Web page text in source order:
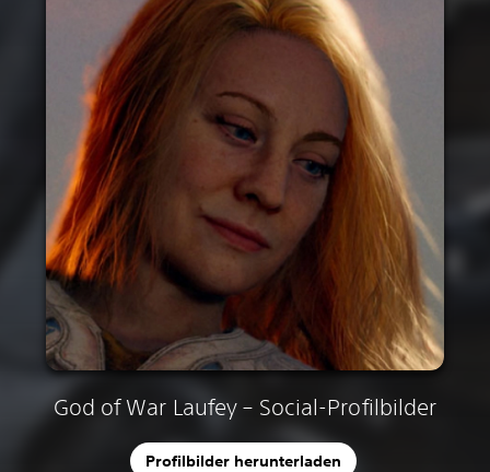
God of War Laufey – Social-Profilbilder
Profilbilder herunterladen